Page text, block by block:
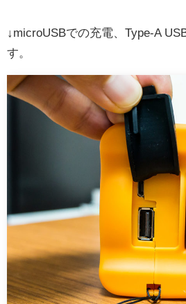
↓microUSBでの充電、Type-A
す。